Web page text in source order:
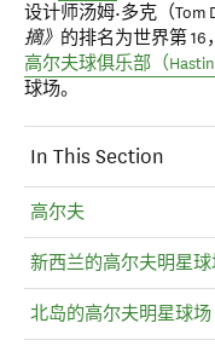
设计师汤姆•多克（
摘》 的排名为世界第 16
高尔夫球俱乐部（
球场。
In This Section
高尔夫
新西兰的高尔夫明星球
北岛的高尔夫明星球场